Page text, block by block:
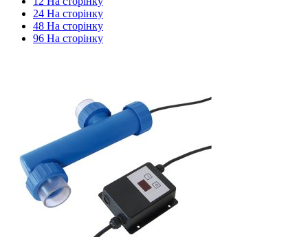
24 На сторінку
48 На сторінку
96 На сторінку